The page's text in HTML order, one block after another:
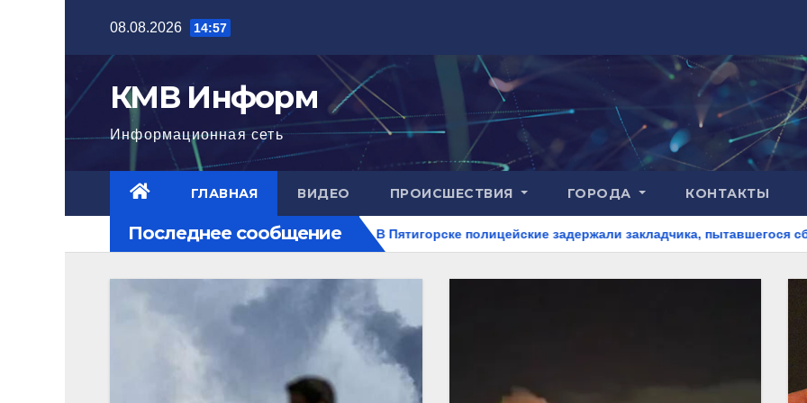
содержимому
08.08.2026 14:57
КМВ Информ
Информационная сеть
ГЛАВНАЯ ВИДЕО ПРОИСШЕСТВИЯ ГОРОДА КОНТАКТЫ
Последнее сообщение
РФ на перекрестке рисков. В Пятигорске полицейские задержали закладчика, пытавшегося сбыть партию